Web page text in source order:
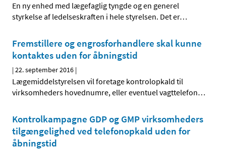
En ny enhed med lægefaglig tyngde og en generel
styrkelse af ledelseskraften i hele styrelsen. Det er…
Fremstillere og engrosforhandlere skal kunne
kontaktes uden for åbningstid
|22. september 2016 |
Lægemiddelstyrelsen vil foretage kontrolopkald til
virksomheders hovednumre, eller eventuel vagttelefon…
Kontrolkampagne GDP og GMP virksomheders
tilgængelighed ved telefonopkald uden for
åbningstid